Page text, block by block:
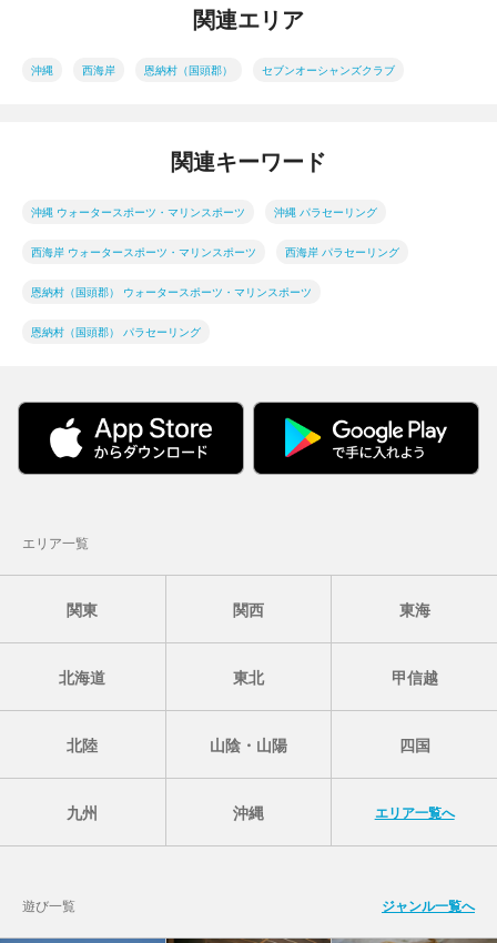
関連エリア
沖縄 西海岸 恩納村（国頭郡） セブンオーシャンズクラブ
関連キーワード
沖縄 ウォータースポーツ・マリンスポーツ 沖縄 パラセーリング
西海岸 ウォータースポーツ・マリンスポーツ 西海岸 パラセーリング
恩納村（国頭郡） ウォータースポーツ・マリンスポーツ
恩納村（国頭郡） パラセーリング
エリア一覧
関東 関西 東海
北海道 東北 甲信越
北陸 山陰・山陽 四国
九州 沖縄 エリア一覧へ
遊び一覧 ジャンル一覧へ